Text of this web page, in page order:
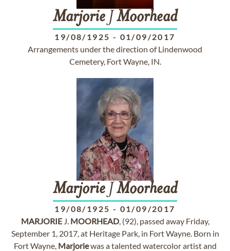
Marjorie J Moorhead
19/08/1925 - 01/09/2017
Arrangements under the direction of Lindenwood
Cemetery, Fort Wayne, IN.
Marjorie J Moorhead
19/08/1925 - 01/09/2017
MARJORIEJ. MOORHEAD, (92), passed away Friday,
September 1, 2017, at Heritage Park, in Fort Wayne. Born in
Fort Wayne, Marjoriewas a talented watercolor artist and